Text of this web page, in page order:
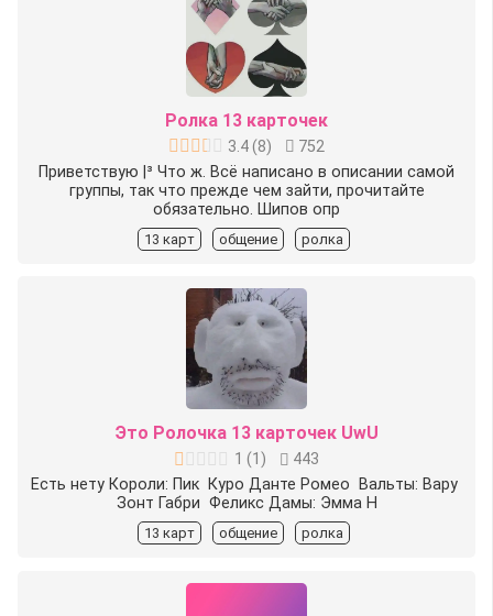
Ролка 13 карточек
3.4(8)
752
Приветствую |³ Что ж. Всё написано в описании самой
группы, так что прежде чем зайти, прочитайте
обязательно. Шипов опр
13 карт общение ролка
Это Ролочка 13 карточек UwU
1 (1 )
443
Есть️ нету Короли: Пик ️ Куро Данте Ромео ️ Вальты: Вару ️
Зонт Габри ️ Феликс Дамы: Эмма Н
13 карт общение ролка